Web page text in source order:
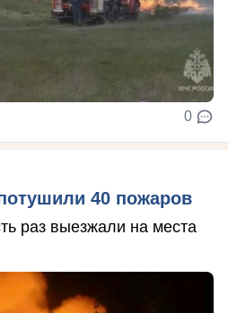
0
40 пожаров
раз выезжали на места